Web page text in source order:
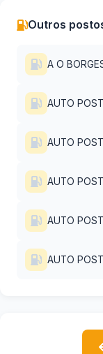
Outros
A O
AUTO
AUTO
AUTO
AUTO
AUTO